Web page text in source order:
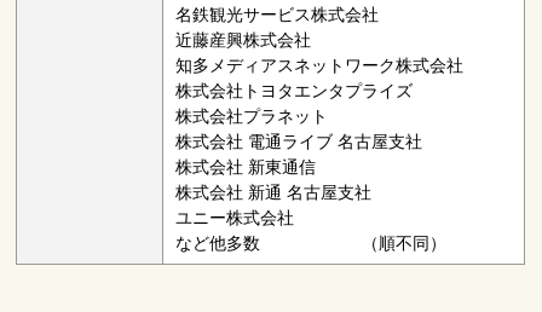
名鉄観光サービス株式会社
近藤産興株式会社
知多メディアスネットワーク株式会社
株式会社トヨタエンタプライズ
株式会社プラネット
株式会社 電通ライブ 名古屋支社
株式会社 新東通信
株式会社 新通 名古屋支社
ユニー株式会社
など他多数 （順不同）